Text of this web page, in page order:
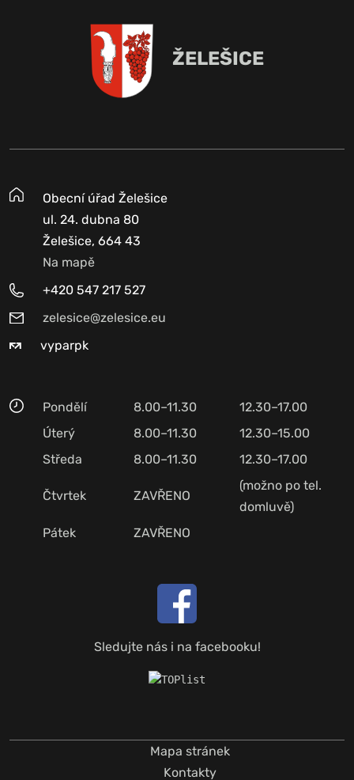
ŽELEŠICE
Obecní úřad Želešice
ul. 24. dubna 80
Želešice, 664 43
Na mapě
+420 547 217 527
zelesice@zelesice.eu
vyparpk
Pondělí 8.00–11.30
12.30–17.00
Úterý
8.00–11.30
12.30–15.00
Středa
8.00–11.30 12.30–17.00
Čtvrtek ZAVŘENO
(možno po tel.
domluvě)
Pátek
ZAVŘENO
Sledujte nás i na facebooku!
Mapa stránek
Kontakty